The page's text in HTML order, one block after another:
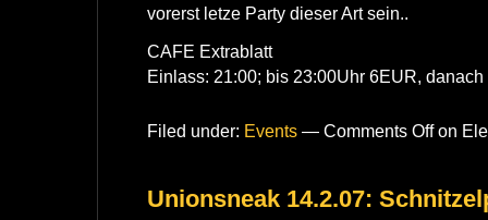
vorerst letze Party dieser Art sein..
CAFE Extrablatt
Einlass: 21:00; bis 23:00Uhr 6EUR,
Filed under: Events — Comments Offon
Unionsneak 14.2.07: